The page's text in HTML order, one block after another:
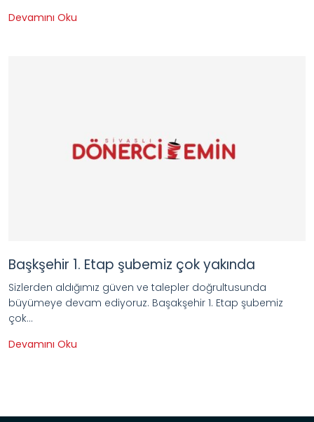
Devamını Oku
Başkşehir 1. Etap şubemiz çok yakında
Sizlerden aldığımız güven ve talepler doğrultusunda
büyümeye devam ediyoruz. Başakşehir 1. Etap şubemiz
çok...
Devamını Oku